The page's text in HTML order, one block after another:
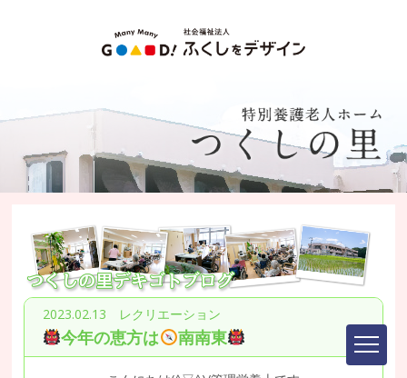
2023.02.13 レクリエーション
今年の恵方は 南南東